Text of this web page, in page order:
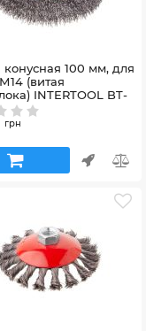
100 мм, для
(витая
INTERTOOL BT-
BT-5100
грн